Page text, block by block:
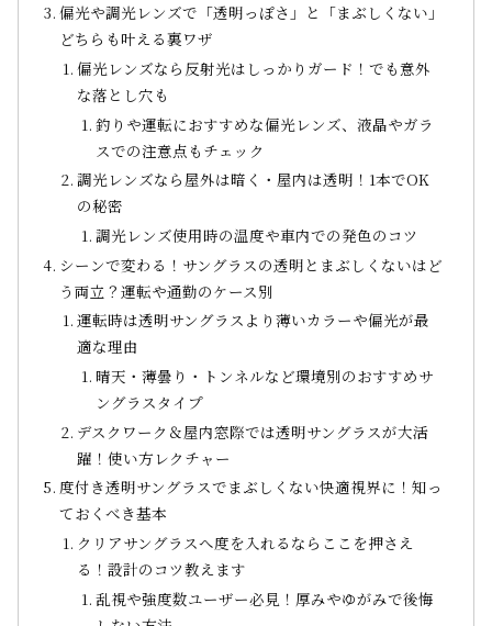
偏光や調光レンズで「透明っぽさ」と「まぶしくない」
どちらも叶える裏ワザ
偏光レンズなら反射光はしっかりガード！でも意外
な落とし穴も
釣りや運転におすすめな偏光レンズ、液晶やガラ
スでの注意点もチェック
調光レンズなら屋外は暗く・屋内は透明！1本でOK
の秘密
調光レンズ使用時の温度や車内での発色のコツ
シーンで変わる！サングラスの透明とまぶしくないはど
う両立？運転や通勤のケース別
運転時は透明サングラスより薄いカラーや偏光が最
適な理由
晴天・薄曇り・トンネルなど環境別のおすすめサ
ングラスタイプ
デスクワーク＆屋内窓際では透明サングラスが大活
躍！使い方レクチャー
度付き透明サングラスでまぶしくない快適視界に！知っ
ておくべき基本
クリアサングラスへ度を入れるならここを押さえ
る！設計のコツ教えます
乱視や強度数ユーザー必見！厚みやゆがみで後悔